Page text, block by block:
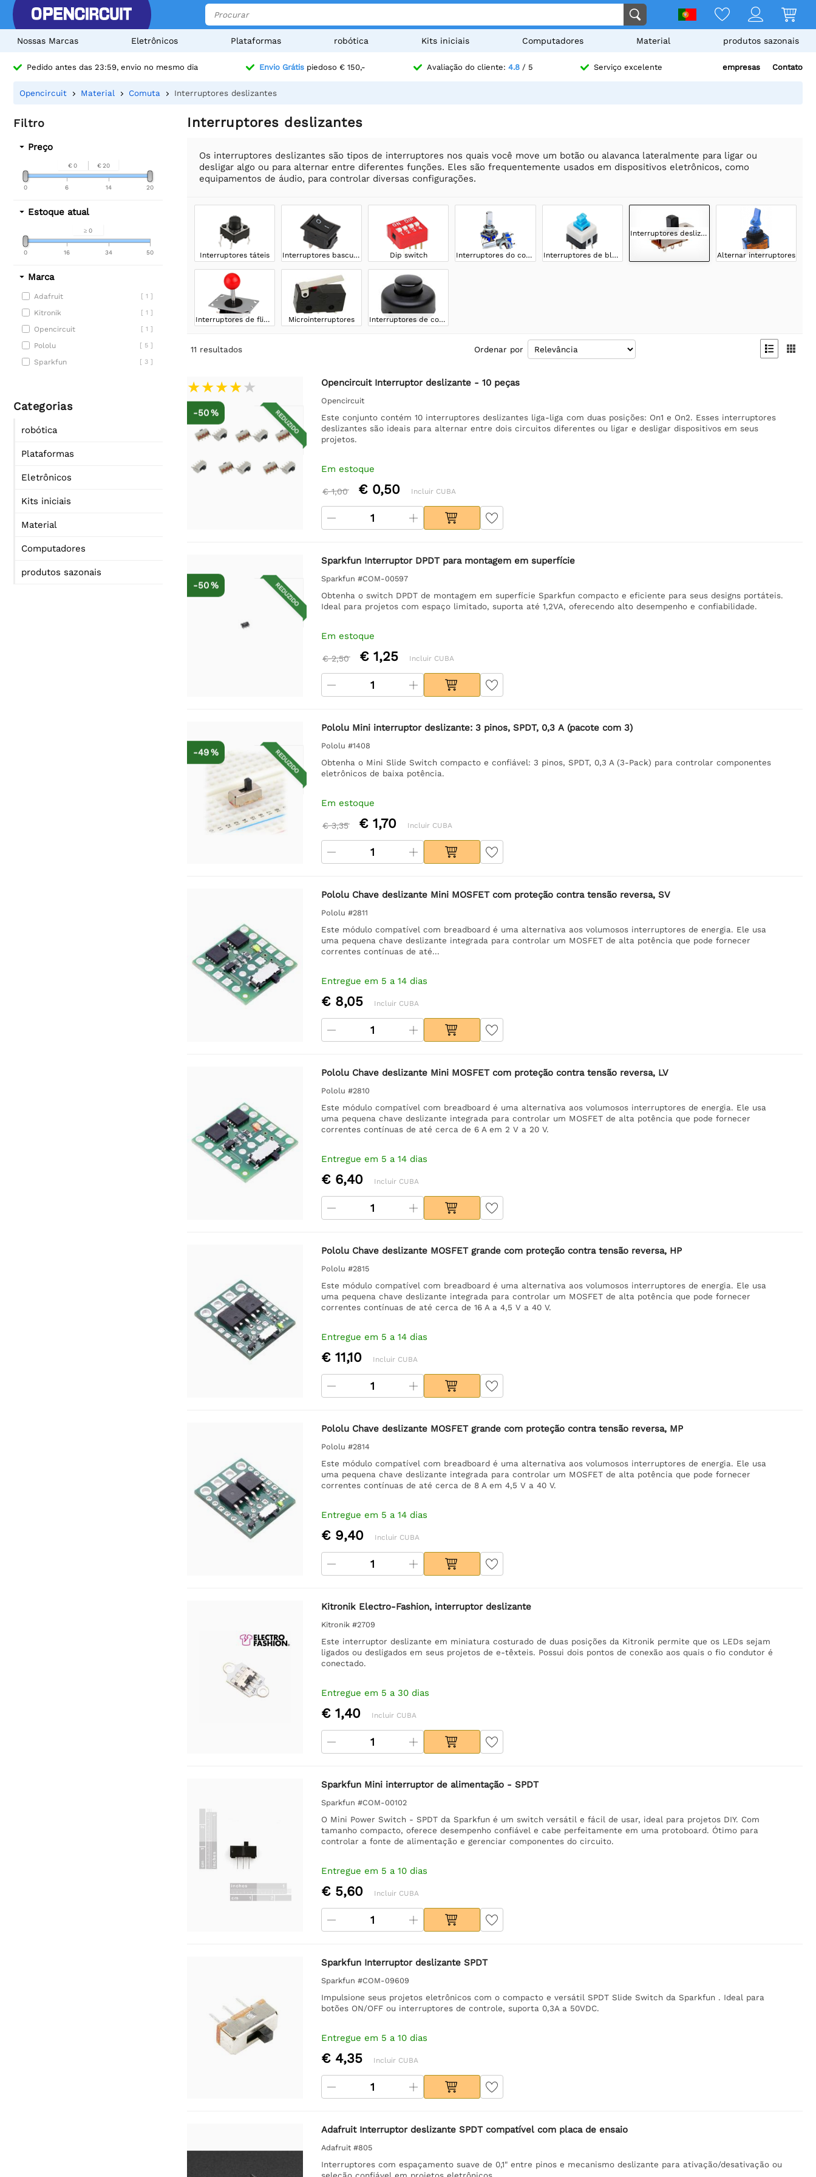
Nossas Marcas Eletrônicos Plataformas robótica Kits iniciais Computadores Material produtos sazonais
Pedido antes das 23:59, envio no mesmo dia Envio Grátispiedoso € 150,- Avaliação do cliente: 4.8/ 5 Serviço excelente empresas Contato
Opencircuit Material Comuta Interruptores deslizantes
Filtro
Preço
€ 0 € 20
0 20
6 14
Estoque atual
≥ 0
0 50
16 34
Marca
Adafruit [ 1 ]
Kitronik [ 1 ]
Opencircuit [ 1 ]
Pololu [ 5 ]
Sparkfun [ 3 ]
Categorias
robótica
Plataformas
Eletrônicos
Kits iniciais
Material
Computadores
produtos sazonais
Interruptores deslizantes
Os interruptores deslizantes são tipos de interruptores nos quais você move um botão ou alavanca lateralmente para ligar ou
desligar algo ou para alternar entre diferentes funções. Eles são frequentemente usados em dispositivos eletrônicos, como
equipamentos de áudio, para controlar diversas configurações.
Interruptores táteis Interruptores basculantes Dip switch Interruptores do codificador rotativo Interruptores de bloqueio
Interruptores deslizantes
Alternar interruptores
Interruptores de fliperama Microinterruptores Interruptores de controle
11 resultados Ordenar por  
REDUZIDO
-50 %
Opencircuit Interruptor deslizante - 10 peças
Opencircuit
Este conjunto contém 10 interruptores deslizantes liga-liga com duas posições: On1 e On2. Esses interruptores
deslizantes são ideais para alternar entre dois circuitos diferentes ou ligar e desligar dispositivos em seus
projetos.
Em estoque
€ 1,00 € 0,50 Incluir CUBA
REDUZIDO
-50 %
Sparkfun Interruptor DPDT para montagem em superfície
Sparkfun #COM-00597
Obtenha o switch DPDT de montagem em superfície Sparkfun compacto e eficiente para seus designs portáteis.
Ideal para projetos com espaço limitado, suporta até 1,2VA, oferecendo alto desempenho e confiabilidade.
Em estoque
€ 2,50 € 1,25 Incluir CUBA
REDUZIDO
-49 %
Pololu Mini interruptor deslizante: 3 pinos, SPDT, 0,3 A (pacote com 3)
Pololu #1408
Obtenha o Mini Slide Switch compacto e confiável: 3 pinos, SPDT, 0,3 A (3-Pack) para controlar componentes
eletrônicos de baixa potência.
Em estoque
€ 3,35 € 1,70 Incluir CUBA
Pololu Chave deslizante Mini MOSFET com proteção contra tensão reversa, SV
Pololu #2811
Este módulo compatível com breadboard é uma alternativa aos volumosos interruptores de energia. Ele usa
uma pequena chave deslizante integrada para controlar um MOSFET de alta potência que pode fornecer
correntes contínuas de até...
Entregue em 5 a 14 dias
€ 8,05 Incluir CUBA
Pololu Chave deslizante Mini MOSFET com proteção contra tensão reversa, LV
Pololu #2810
Este módulo compatível com breadboard é uma alternativa aos volumosos interruptores de energia. Ele usa
uma pequena chave deslizante integrada para controlar um MOSFET de alta potência que pode fornecer
correntes contínuas de até cerca de 6 A em 2 V a 20 V.
Entregue em 5 a 14 dias
€ 6,40 Incluir CUBA
Pololu Chave deslizante MOSFET grande com proteção contra tensão reversa, HP
Pololu #2815
Este módulo compatível com breadboard é uma alternativa aos volumosos interruptores de energia. Ele usa
uma pequena chave deslizante integrada para controlar um MOSFET de alta potência que pode fornecer
correntes contínuas de até cerca de 16 A a 4,5 V a 40 V.
Entregue em 5 a 14 dias
€ 11,10 Incluir CUBA
Pololu Chave deslizante MOSFET grande com proteção contra tensão reversa, MP
Pololu #2814
Este módulo compatível com breadboard é uma alternativa aos volumosos interruptores de energia. Ele usa
uma pequena chave deslizante integrada para controlar um MOSFET de alta potência que pode fornecer
correntes contínuas de até cerca de 8 A em 4,5 V a 40 V.
Entregue em 5 a 14 dias
€ 9,40 Incluir CUBA
Kitronik Electro-Fashion, interruptor deslizante
Kitronik #2709
Este interruptor deslizante em miniatura costurado de duas posições da Kitronik permite que os LEDs sejam
ligados ou desligados em seus projetos de e-têxteis. Possui dois pontos de conexão aos quais o fio condutor é
conectado.
Entregue em 5 a 30 dias
€ 1,40 Incluir CUBA
Sparkfun Mini interruptor de alimentação - SPDT
Sparkfun #COM-00102
O Mini Power Switch - SPDT da Sparkfun é um switch versátil e fácil de usar, ideal para projetos DIY. Com
tamanho compacto, oferece desempenho confiável e cabe perfeitamente em uma protoboard. Ótimo para
controlar a fonte de alimentação e gerenciar componentes do circuito.
Entregue em 5 a 10 dias
€ 5,60 Incluir CUBA
Sparkfun Interruptor deslizante SPDT
Sparkfun #COM-09609
Impulsione seus projetos eletrônicos com o compacto e versátil SPDT Slide Switch da Sparkfun . Ideal para
botões ON/OFF ou interruptores de controle, suporta 0,3A a 50VDC.
Entregue em 5 a 10 dias
€ 4,35 Incluir CUBA
Adafruit Interruptor deslizante SPDT compatível com placa de ensaio
Adafruit #805
Interruptores com espaçamento suave de 0,1" entre pinos e mecanismo deslizante para ativação/desativação ou
seleção confiável em projetos eletrônicos.